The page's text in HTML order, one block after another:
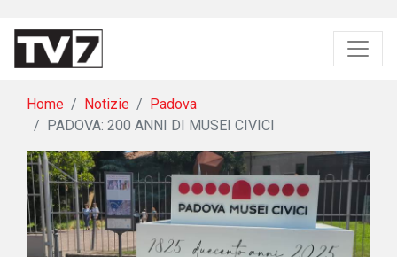
Home Notizie
Padova
PADOVA: 200 ANNI DI MUSEI CIVICI